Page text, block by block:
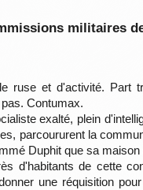
militaires
ruse et d'activité.
Contumax.
exalté, plein
parcoururent la
Duphit que sa
d'habitants de cette
une réquisition